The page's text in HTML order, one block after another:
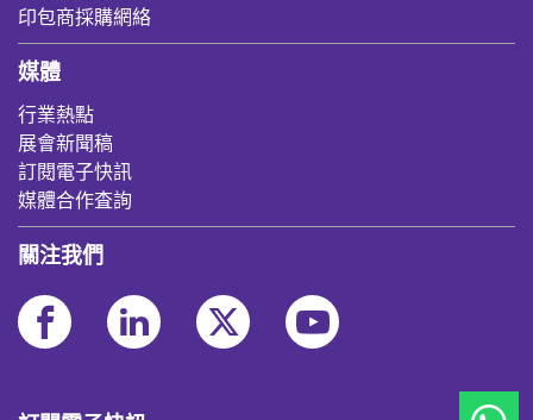
印包商採購網絡
媒體
行業熱點
展會新聞稿
訂閱電子快訊
媒體合作査詢
關注我們